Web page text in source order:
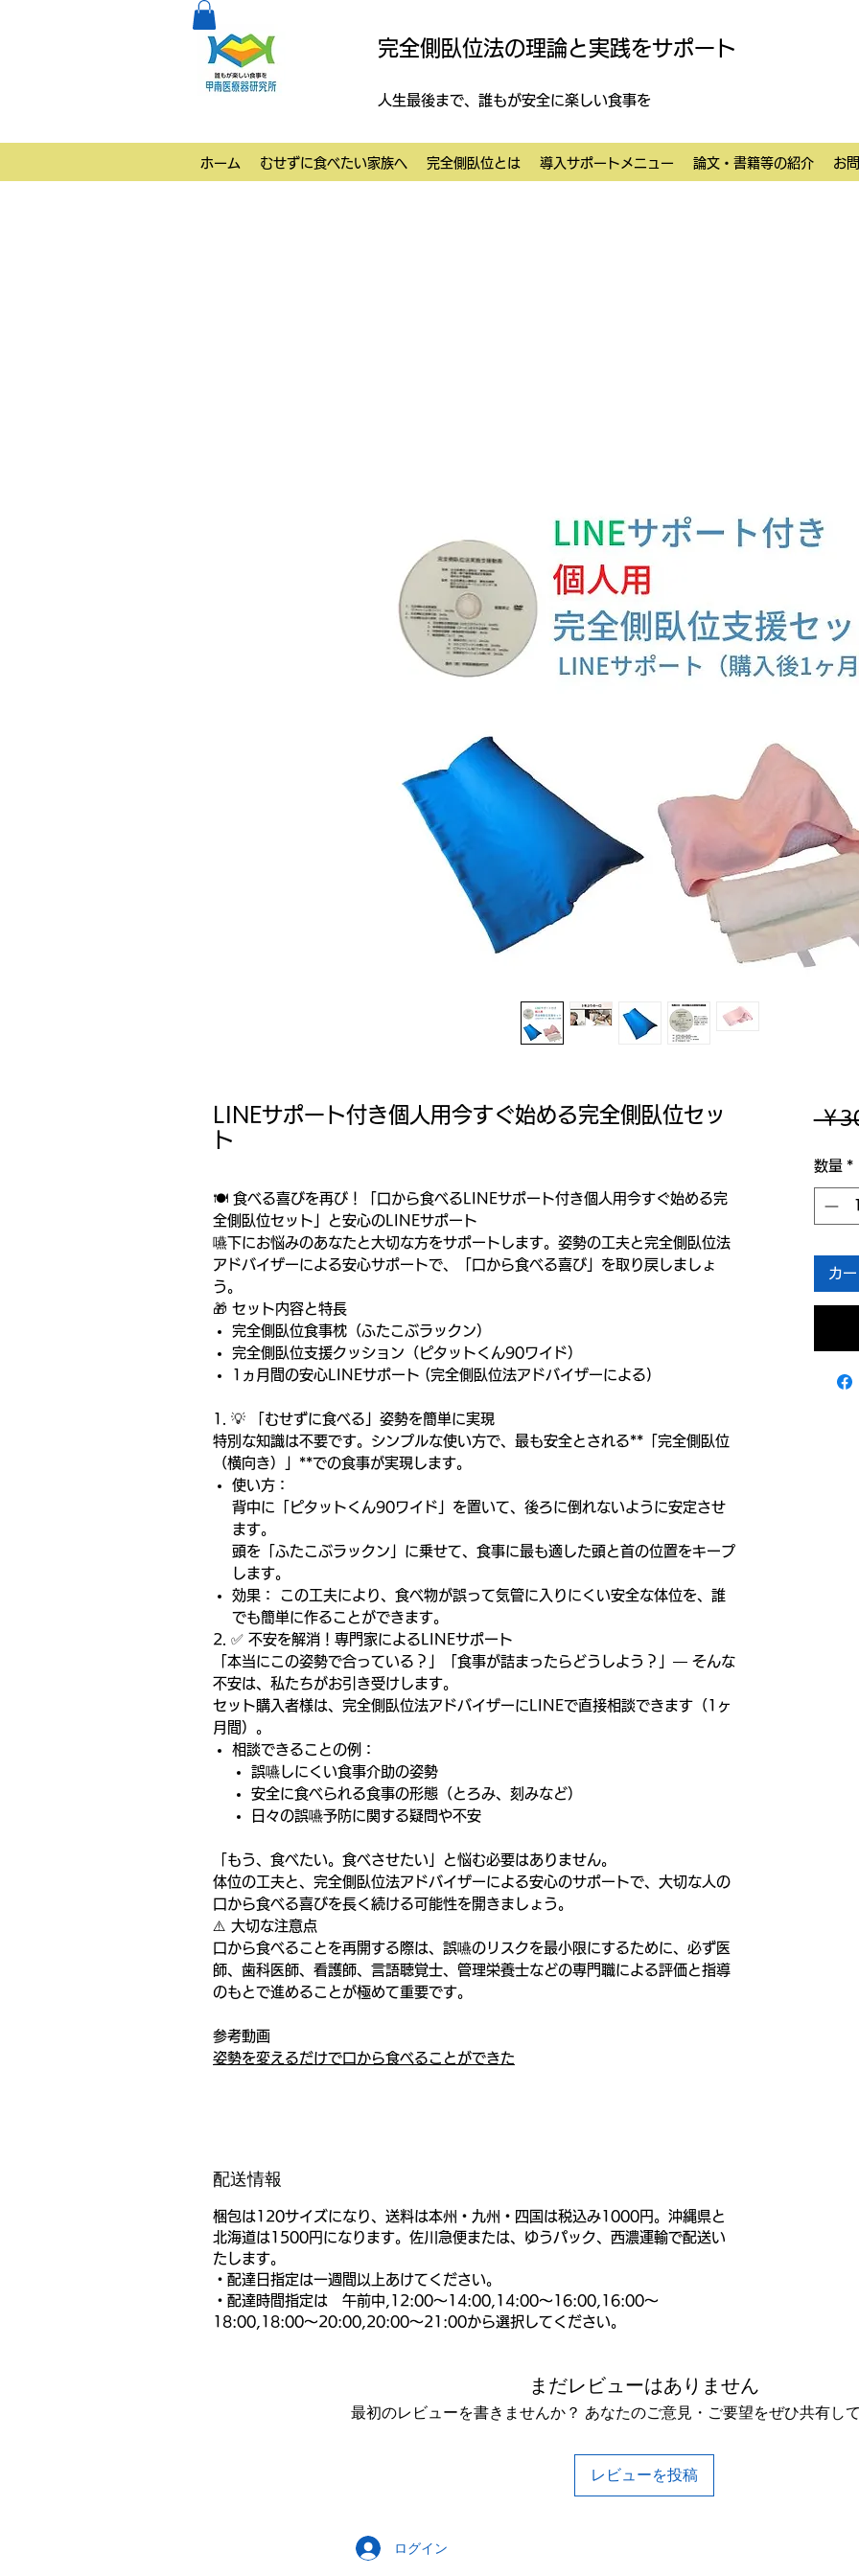
完全側臥位法の理論と実践をサポート
人生最後まで、誰もが安全に楽しい食事を
ホーム むせずに食べたい家族へ 完全側臥位とは 導入サポートメニュー 論文・書籍等の紹介 お
LINEサポート付き個人用今すぐ始める完全側臥位セッ
ト
🍽️ 食べる喜びを再び！「口から食べるLINEサポート付き個人用今すぐ始める完
全側臥位セット」と安心のLINEサポート
嚥下にお悩みのあなたと大切な方をサポートします。姿勢の工夫と完全側臥位法
アドバイザーによる安心サポートで、「口から食べる喜び」を取り戻しましょ
う。
🎁 セット内容と特長
完全側臥位食事枕（ふたこぶラックン）
完全側臥位支援クッション（ピタットくん90ワイド）
1ヵ月間の安心LINEサポート (完全側臥位法アドバイザーによる)
1. 💡 「むせずに食べる」姿勢を簡単に実現
特別な知識は不要です。シンプルな使い方で、最も安全とされる**「完全側臥位
（横向き）」**での食事が実現します。
使い方：
背中に「ピタットくん90ワイド」を置いて、後ろに倒れないように安定させ
ます。
頭を「ふたこぶラックン」に乗せて、食事に最も適した頭と首の位置をキープ
します。
効果： この工夫により、食べ物が誤って気管に入りにくい安全な体位を、誰
でも簡単に作ることができます。
2. ✅ 不安を解消！専門家によるLINEサポート
「本当にこの姿勢で合っている？」「食事が詰まったらどうしよう？」— そんな
不安は、私たちがお引き受けします。
セット購入者様は、完全側臥位法アドバイザーにLINEで直接相談できます（1ヶ
月間）。
相談できることの例：
誤嚥しにくい食事介助の姿勢
安全に食べられる食事の形態（とろみ、刻みなど）
日々の誤嚥予防に関する疑問や不安
「もう、食べたい。食べさせたい」と悩む必要はありません。
体位の工夫と、完全側臥位法アドバイザーによる安心のサポートで、大切な人の
口から食べる喜びを長く続ける可能性を開きましょう。
⚠️ 大切な注意点
口から食べることを再開する際は、誤嚥のリスクを最小限にするために、必ず医
師、歯科医師、看護師、言語聴覚士、管理栄養士などの専門職による評価と指導
のもとで進めることが極めて重要です。
参考動画
姿勢を変えるだけで口から食べることができた
配送情報
梱包は120サイズになり、送料は本州・九州・四国は税込み1000円。沖縄県と
北海道は1500円になります。佐川急便または、ゆうパック、西濃運輸で配送い
たします。
・配達日指定は一週間以上あけてください。
・配達時間指定は 午前中,12:00～14:00,14:00～16:00,16:00～
18:00,18:00～20:00,20:00～21:00から選択してください。
￥
数量 *
カ
まだレビューはありません
最初のレビューを書きませんか？ あなたのご意見・ご要望をぜひ共有して
レビューを投稿
ログイン